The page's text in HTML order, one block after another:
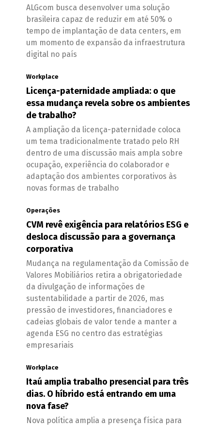
ALGcom busca desenvolver uma solução
brasileira capaz de reduzir em até 50% o
tempo de implantação de data centers, em
um momento de expansão da infraestrutura
digital no país
Workplace
Licença-paternidade ampliada: o que
essa mudança revela sobre os ambientes
de trabalho?
A ampliação da licença-paternidade coloca
um tema tradicionalmente tratado pelo RH
dentro de uma discussão mais ampla sobre
ocupação, experiência do colaborador e
adaptação dos ambientes corporativos às
novas formas de trabalho
Operações
CVM revê exigência para relatórios ESG e
desloca discussão para a governança
corporativa
Mudança na regulamentação da Comissão de
Valores Mobiliários retira a obrigatoriedade
da divulgação de informações de
sustentabilidade a partir de 2026, mas
pressão de investidores, financiadores e
cadeias globais de valor tende a manter a
agenda ESG no centro das estratégias
empresariais
Workplace
Itaú amplia trabalho presencial para três
dias. O híbrido está entrando em uma
nova fase?
Nova política amplia a presença física para